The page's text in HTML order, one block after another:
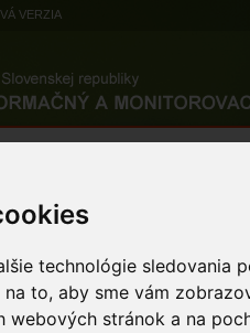
technológie sledovania
to, aby sme vám
webových stránok a na
VERZIA
Súhrnné informácie
ŠOP SR